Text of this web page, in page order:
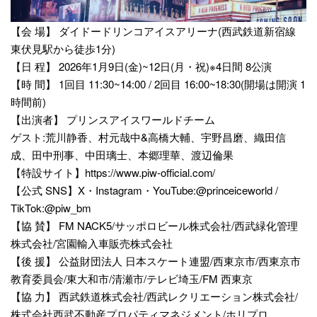
【会 場】 ダイドードリンコアイスアリーナ(西武鉄道新宿線
東伏見駅から徒歩1分)
【日 程】 2026年1月9日(金)~12日(月・祝)※4日間 8公演
【時 間】 1回目 11:30~14:00 / 2回目 16:00~18:30(開場は開演 1
時間前)
【出演者】 プリンスアイスワールドチーム
ゲスト:荒川静香、村元哉中&高橋大輔、宇野昌磨、織田信
成、田中刑事、中田璃士、本郷理華、渡辺倫果
【特設サイト】 https://www.piw-official.com/
【公式 SNS】X・Instagram・YouTube:@princeiceworld /
TikTok:@piw_bm
【協 賛】 FM NACK5/サッポロビール株式会社/西武緑化管理
株式会社/宮園輸入車販売株式会社
【後 援】 公益財団法人 日本スケート連盟/西東京市/西東京市
教育委員会/東大和市/清瀬市/テレビ埼玉/FM 西東京
【協 力】 西武鉄道株式会社/西武レクリエーション株式会社/
株式会社西武不動産プロパティマネジメント/ホリプロ